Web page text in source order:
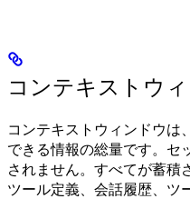
コンテキストウ
コンテキストウィンドウは
できる情報の総量です。セ
されません。すべてが蓄積
ツール定義、会話履歴、ツ